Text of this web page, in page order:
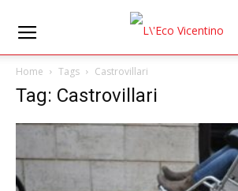
Home Tags Castrovillari
Tag: Castrovillari